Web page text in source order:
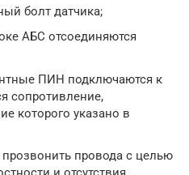
болт датчика;
АБС отсоединяются
ПИН подключаются к
сопротивление,
которого указано в
провода с целью